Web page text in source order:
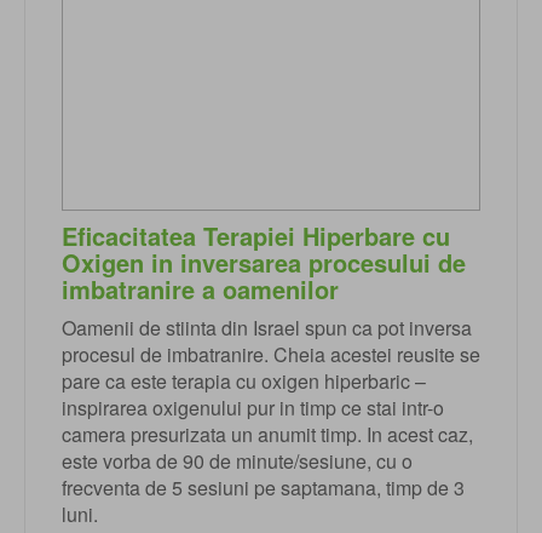
Eficacitatea Terapiei Hiperbare cu
Oxigen in inversarea procesului de
imbatranire a oamenilor
Oamenii de stiinta din Israel spun ca pot inversa
procesul de imbatranire. Cheia acestei reusite se
pare ca este terapia cu oxigen hiperbaric –
inspirarea oxigenului pur in timp ce stai intr-o
camera presurizata un anumit timp. In acest caz,
este vorba de 90 de minute/sesiune, cu o
frecventa de 5 sesiuni pe saptamana, timp de 3
luni.